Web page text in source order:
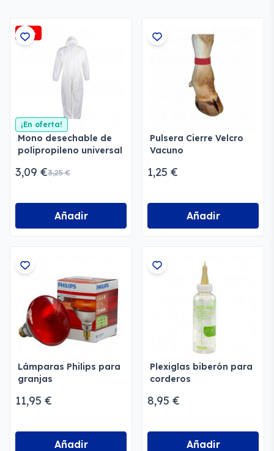
-5%
¡En oferta!
Mono desechable de
polipropileno universal
3,09 €3,25 €
Añadir
Pulsera Cierre Velcro
Vacuno
1,25 €
Añadir
Lámparas Philips para
granjas
11,95 €
Añadir
Plexiglas biberón para
corderos
8,95 €
Añadir